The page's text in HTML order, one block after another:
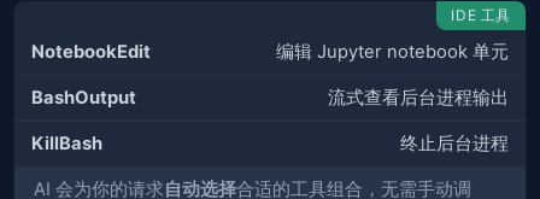
IDE 工具
NotebookEdit 编辑 Jupyter notebook 单元
BashOutput 流式查看后台进程输出
KillBash 终止后台进程
AI 会为你的请求自动选择合适的工具组合，无需手动调